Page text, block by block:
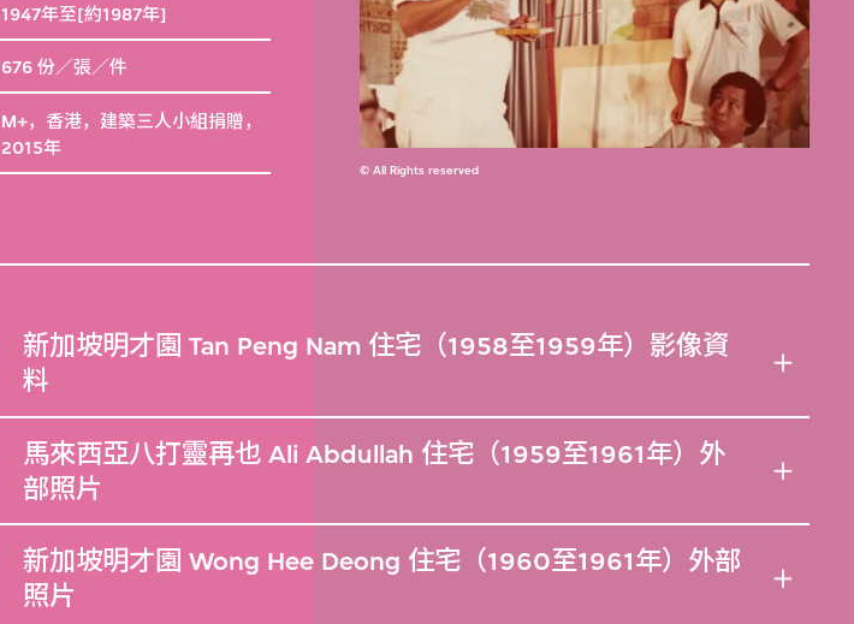
1947年至[約1987年]
676 份／張／件
M+，香港，建築三人小組捐贈，
2015年
© All Rights reserved
新加坡明才園 Tan Peng Nam 住宅（1958至1959年）影像資
料
馬來西亞八打靈再也 Ali Abdullah 住宅（1959至1961年）外
部照片
新加坡明才園 Wong Hee Deong 住宅（1960至1961年）外部
照片